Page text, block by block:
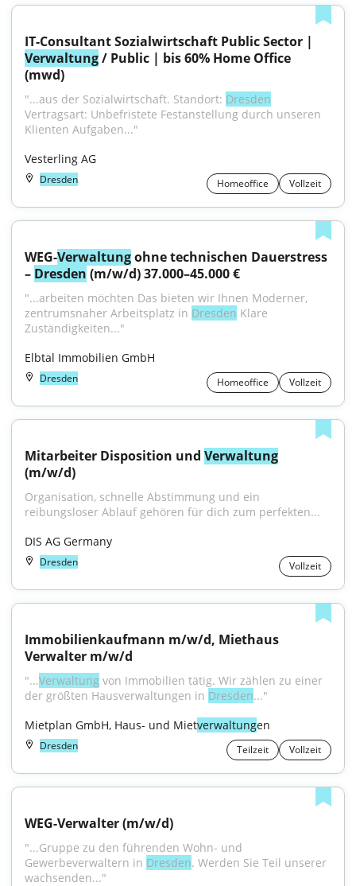
Verwaltung / Public | bis 60% Home Office
(mwd)
"...aus der Sozialwirtschaft. Standort: Dresden
Vertragsart: Unbefristete Festanstellung durch unseren
Klienten Aufgaben..."
Vesterling AG
Dresden Homeoffice Vollzeit
WEG-Verwaltung ohne technischen Dauerstress
– Dresden (m/w/d) 37.000–45.000 €
"...arbeiten möchten Das bieten wir Ihnen Moderner,
zentrumsnaher Arbeitsplatz in Dresden Klare
Zuständigkeiten..."
Elbtal Immobilien GmbH
Dresden Homeoffice Vollzeit
Mitarbeiter Disposition und Verwaltung
(m/w/d)
Organisation, schnelle Abstimmung und ein
reibungsloser Ablauf gehören für dich zum perfekten...
DIS AG Germany
Dresden Vollzeit
Immobilienkaufmann m/w/d, Miethaus
Verwalter m/w/d
"...Verwaltung von Immobilien tätig. Wir zählen zu einer
der größten Hausverwaltungen in Dresden..."
Mietplan GmbH, Haus- und Mietverwaltungen
Dresden Teilzeit Vollzeit
WEG-Verwalter (m/w/d)
"...Gruppe zu den führenden Wohn- und
Gewerbeverwaltern in Dresden. Werden Sie Teil unserer
wachsenden..."